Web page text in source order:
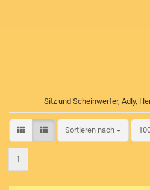
Sitz und Scheinwerfer, Adly,
Sortieren nach
Sortieren nach
1